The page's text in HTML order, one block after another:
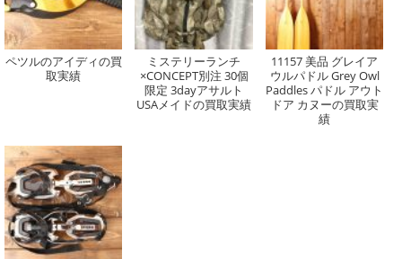
ペツルのアイディの買
取実績
ミステリーランチ
×CONCEPT別注 30個
限定 3dayアサルト
USAメイドの買取実績
11157 美品 グレイア
ウルパドル Grey Owl
Paddles パドル アウト
ドア カヌーの買取実
績